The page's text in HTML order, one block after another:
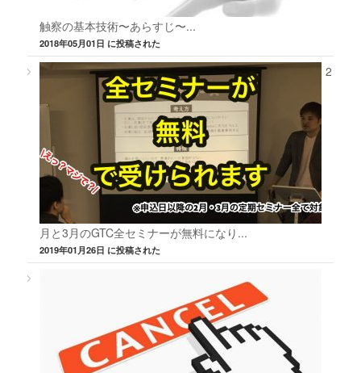
触察の基本技術〜あらすじ〜...
2018年05月01日 に投稿された
2
月と3月のGTC全セミナーが無料になり...
2019年01月26日 に投稿された